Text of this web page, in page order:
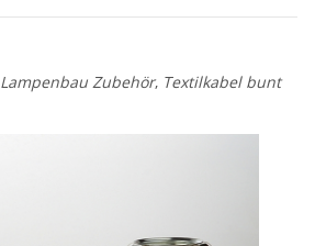
Lampenbau Zubehör, Textilkabel bunt